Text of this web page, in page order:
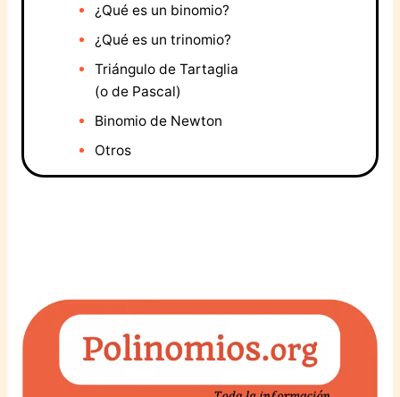
¿Qué es un binomio?
¿Qué es un trinomio?
Triángulo de Tartaglia
(o de Pascal)
Binomio de Newton
Otros